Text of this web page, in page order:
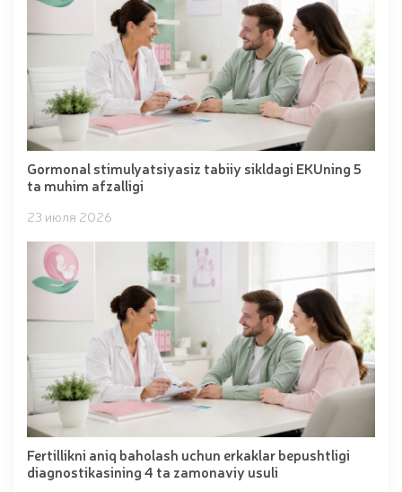
Gormonal stimulyatsiyasiz tabiiy sikldagi EKUning 5
ta muhim afzalligi
23 июля 2026
Fertillikni aniq baholash uchun erkaklar bepushtligi
diagnostikasining 4 ta zamonaviy usuli